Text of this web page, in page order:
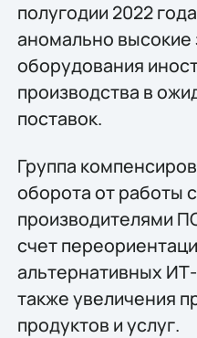
полугодии 2022
аномально высокие
оборудования
производства в
поставок.
Группа
оборота от работы
производителями
счет
альтернативных
также увеличения
продуктов и услуг.